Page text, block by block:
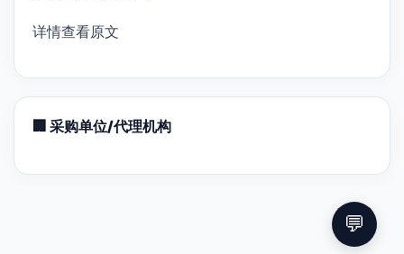
详情查看原文
🏢 采购单位/代理机构
💬